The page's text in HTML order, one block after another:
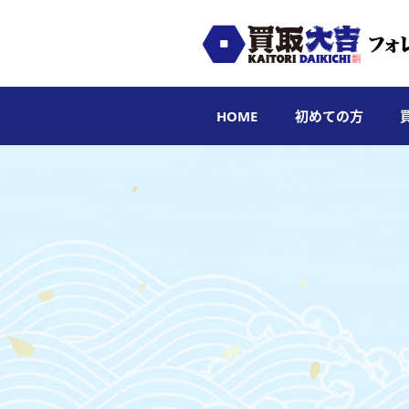
HOME 初めての方